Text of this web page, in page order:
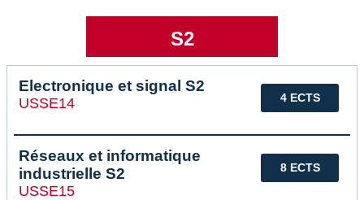
S2
4 ECTS
Electronique et signal S2
USSE14
8 ECTS
Réseaux et informatique
industrielle S2
USSE15